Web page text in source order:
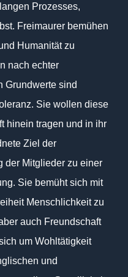
Prozesses,
Freimaurer bemühen
Humanität zu
nach echter
Grundwerte sind
Sie wollen diese
hinein tragen und in ihr
Ziel der
der Mitglieder zu einer
Sie bemüht sich mit
Menschlichkeit zu
auch Freundschaft
um Wohltätigkeit
und